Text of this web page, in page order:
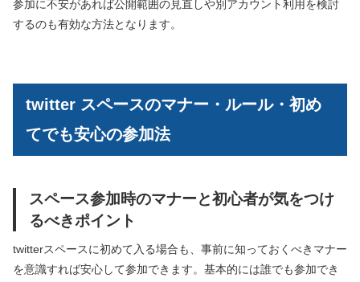
参加に不安があれば公開範囲の見直しや別アカウント利用を検討
するのも有効な方法となります。
twitter スペースのマナー・ルール・初め
てでも安心の参加法
スペース参加時のマナーと初心者が気をつけ
るべきポイント
twitterスペースに初めて入る場合も、事前に知っておくべきマナー
を意識すれば安心して参加できます。基本的には誰でも参加でき